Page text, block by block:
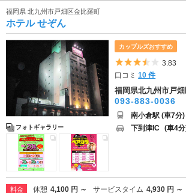
福岡県 北九州市戸畑区金比羅町
ホテル せぞん
フォトギャラリー
カップルズおすすめ
5つ星
3.83
口コミ10 件
福岡県北九州市戸
093-883-0036
南小倉駅 (車7分)
下到津IC (車4
料金 休憩 4,100 円 ～ サービスタイム 4,930 円 ～